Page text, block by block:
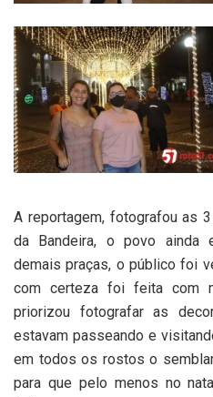
A reportagem, fotografou as
da Bandeira, o povo ainda
demais praças, o público foi
com certeza foi feita com
priorizou fotografar as
estavam passeando e
em todos os rostos o
para que pelo menos no